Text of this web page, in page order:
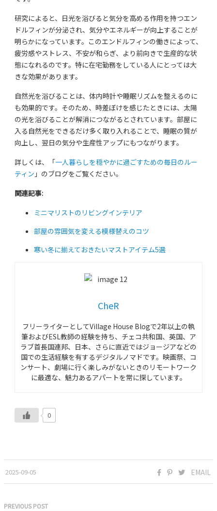
研究によると、日光を浴びると気分を高める作用を持つエン
ドルフィンが分泌され、気分やエネルギーが向上することが
明らかになっています。このエンドルフィンの働きによって、
疲労感やストレス、不安が和らぎ、より前向きで生産的な状
態になれるのです。特に在宅勤務をしている人にとっては大
きな効果があります。
自然光を浴びることは、体内時計や睡眠リズムを整えるのに
も効果的です。そのため、時差ぼけを感じたときには、太陽
の光を浴びることが解消につながるとされています。部屋に
入る自然光をできるだけ多く取り入れることで、睡眠の質が
向上し、翌日の気分や生産性アップにもつながります。
詳しくは、「一人暮らしを穏やかに過ごすための毎日のルー
ティン 」のブログをご覧ください。
関連記事:
ミニマリストのリビングインテリア
部屋の雰囲気を変える模様替えのコツ
寒い冬に揃えておきたいマストアイテム5選
CheR
フリーライターとしてVillage House Blogで2年以上の執
筆およびESL教師の経験を持ち、チェコ共和国、英国、ア
ラブ首長国連邦、日本、さらに直近ではジョージアなどの
国での生活経験を有するデジタルノマドです。映画祭、コ
ンサート、劇場に行く楽しみがないときのリモートワーク
に最適な、魅力あるアパートを常に探しています。
0
2025-09-05 EMAIL
PREVIOUS POST